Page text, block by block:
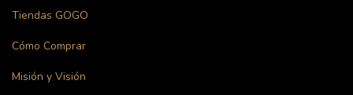
Tiendas GOGO
Cómo Comprar
Misión y Visión